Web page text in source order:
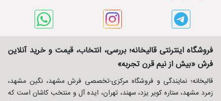
فروشگاه اینترنتی قالیخانه؛ بررسی، انتخاب، قیمت و خرید آنلاین
فرش «بیش از نیم قرن تجربه»
قالیخانه؛ نمایندگی و فروشگاه مرکزی-تخصصی فرش مشهد، نگین مشهد،
زمرد مشهد، ستاره کویر یزد، سهند، تهران، ایده آل و منتخب کاشان است که